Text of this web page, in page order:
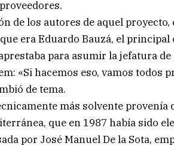
de los autores de aquel
era Eduardo Bauzá, el
para asumir la jefatura
«Si hacemos eso, vamos todos
de tema.
más solvente provenía
que en 1987 había sido
por José Manuel De la Sota,